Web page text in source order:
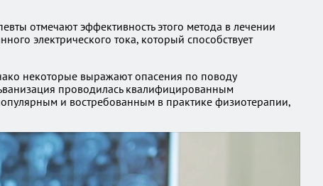
отмечают эффективность этого метода в лечении
электрического тока, который способствует
некоторые выражают опасения по поводу
проводилась квалифицированным
и востребованным в практике физиотерапии,